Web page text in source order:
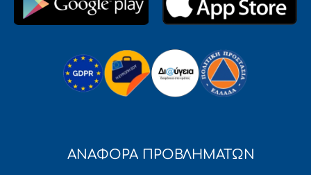
ΑΝΑΦΟΡΑ ΠΡΟΒΛΗΜΑΤΩΝ